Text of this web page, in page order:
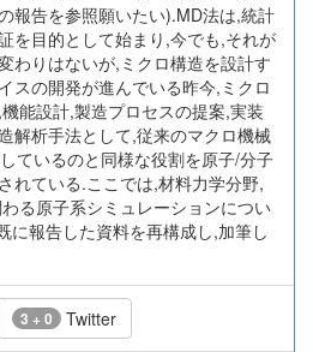
報告を参照願いたい).MD法は,統計
を目的として始まり,今でも,それが
わりはないが,ミクロ構造を設計す
スの開発が進んでいる昨今,ミクロ
能設計,製造プロセスの提案,実装
解析手法として,従来のマクロ機械
ているのと同様な役割を原子/分子
れている.ここでは,材料力学分野,
る原子系シミュレーションについ
に報告した資料を再構成し,加筆し
3 + 0 Twitter